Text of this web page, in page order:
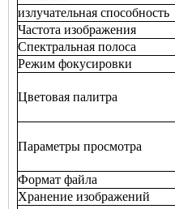
излучательная способность
Частота изображения
Спектральная полоса
Режим фокусировки
Цветовая палитра
Параметры просмотра
Формат файла
Хранение изображений